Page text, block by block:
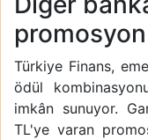
Türkiye Finans,
ödül
imkân sunuyor.
TL'ye varan